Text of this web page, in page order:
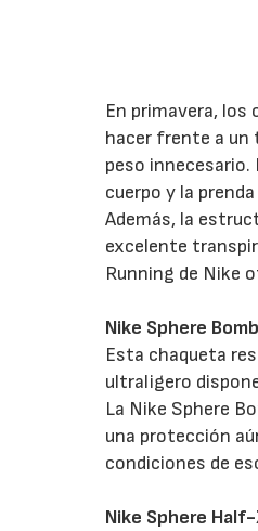
En primavera, los
hacer frente a un
peso
cuerpo y la
Además, la
excelente
Running de Nike
Nike Sphere
Esta chaqueta
ultraligero
La Nike Sphere
una protección
condiciones de
Nike Sphere